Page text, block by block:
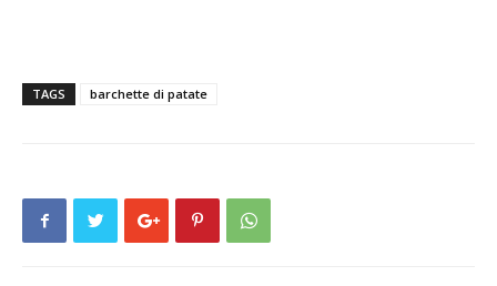
TAGS barchette di patate